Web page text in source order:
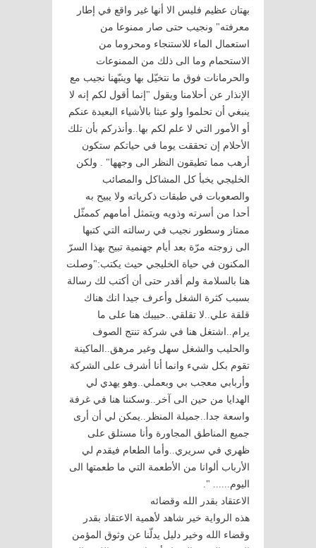
بهتان عظيم فليس الا أنها غير واقع في إطار
معرفته" ونجيب حتى صار ممنوعا من
استعمال الماء للاستنجاء ومحروما من
الاستحمام وما الى ذلك من الممنوعات
والحرمانات فوق ما نتخيّل بها وينبّهنا نجيب مع
الإنذار عن أحلامنا ويقول "إنما أقول لكم إنه لا
ينبغي أن تحلموا ولو عبثا بالأشياء البعيدة عنكم
أو الأمور التي لا علم لكم بها..وأنذركم بأن تلك
الأحلام إن تحققت يوما في حياتكم ستكون
أرهب مما تطيقون النظر الى وجهها" . ولكن
الخليجي يخبأ كل المشاكل والمصائب
والصعوبات في طبقات ذكرياته ولا يبيح به
أحدا من أسرته وذويه ويتمثل أمامهم كممثّل
ممتاز وسطور نجيب في رسالته التي كتبها
الى زوجته مرّة بعد أيام جهنمية تبيح بهذا السرّ
المكنون في حياة الخليجي حيث يكتب:"وصلت
هنا بالسلامة ولم أقدر حتى أن أكتب لك رسالة
بسبب كثرة الشغل وأعرف جيدا انك هناك
قلقة علي..لا تقلقي..حبيبك هنا على ما
يرام..اشتغل هنا في شركة تنتج الصوف
والحليب والشغل سهل وغير مرهق..الماكينة
تقوم بكل شيء وانما أنا أشرف على الشركة
وأربابي معجب بي وبعملي..وهو يهدي لي
الهدايا من حين الى آخر..وسكننا هنا في غرفة
واسعة جدا..جميلة المنظر..يمكن لي أن أرى
جميع المناطق المجاورة وأنا مستلق على
ظهري في سريري..وأما الطعام فيقدم لي
الأرباب ألوانا من الأطعمة التي ما طعمتها الى
اليوم...... ".
الاعتقاد بقدر الله وقضائه
هذه الرواية خير شاهد لأهمية الاعتقاد بقدر
وقضاء الله وخير دليل يدلّنا عن وثوق المؤمن